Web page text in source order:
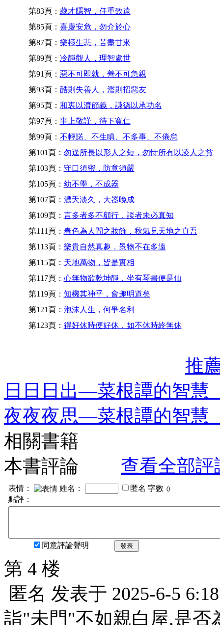
第83頁： 藏才隱智，任重致遠
第85頁： 喜慶安危，勿介於心
第87頁： 樂極生悲，苦盡甘來
第89頁： 冷靜觀人，理智處世
第91頁： 惡不可即就，善不可急親
第93頁： 酷則失善人，濫則招惡友
第95頁： 和衷以濟節義，謙德以承功名
第97頁： 事上敬謹，待下寬仁
第99頁： 不輕諾、不生瞋、不多事、不倦怠
第101頁： 勿逞所長以形人之短，勿恃所有以凌人之貧
第103頁： 守口須密，防意須嚴
第105頁： 幼不學，不成器
第107頁： 濃夭淡久，大器晚成
第109頁： 言多者多不顧行，談者未必真知
第111頁： 春色為人間之妝飾，秋氣見天地之真吾
第113頁： 樂貴自然真趣，景物不在多遠
第115頁： 天地萬物，皆是實相
第117頁： 心無物欲乾坤靜，坐有琴書便是仙
第119頁： 知機其神乎，會趣明道矣
第121頁： 泡沫人生，何爭名利
第123頁： 得好休時便好休，如不休時終無休
推
日日日出—菜根譚的智
夜夜夜思—菜根譚的智
相關書籍
本書評論
查看全部評
表情： 姓名： 匿名 字數
點評：
同意評論聲明 發表
第 4 楼
匿名 发表于 2025-6-5
詣"未門"不如親白屋,是否